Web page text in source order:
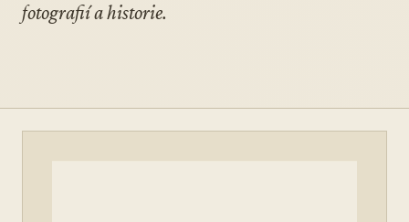
fotografií a historie.